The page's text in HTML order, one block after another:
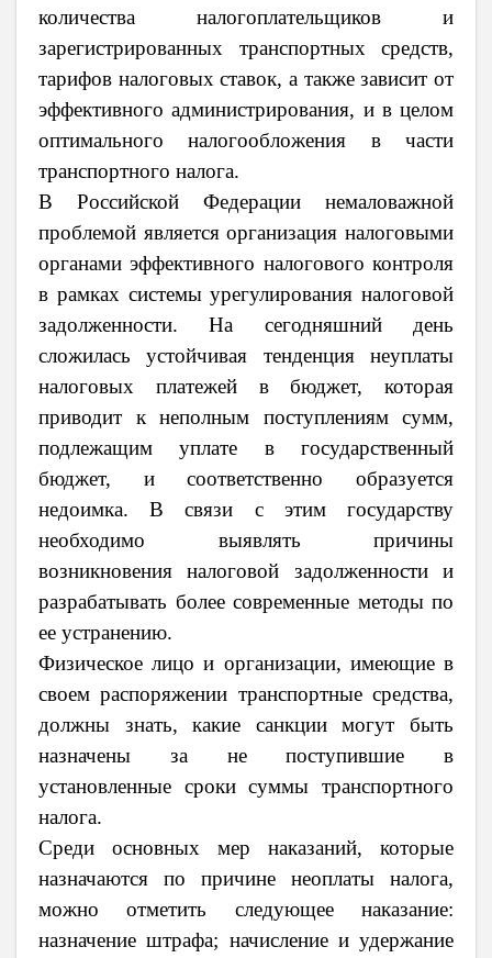
количества налогоплательщиков и
зарегистрированных транспортных средств,
тарифов налоговых ставок, а также зависит от
эффективного администрирования, и в целом
оптимального налогообложения в части
транспортного налога.
В Российской Федерации немаловажной
проблемой является организация налоговыми
органами эффективного налогового контроля
в рамках системы урегулирования налоговой
задолженности. На сегодняшний день
сложилась устойчивая тенденция неуплаты
налоговых платежей в бюджет, которая
приводит к неполным поступлениям сумм,
подлежащим уплате в государственный
бюджет, и соответственно образуется
недоимка. В связи с этим государству
необходимо выявлять причины
возникновения налоговой задолженности и
разрабатывать более современные методы по
ее устранению.
Физическое лицо и организации, имеющие в
своем распоряжении транспортные средства,
должны знать, какие санкции могут быть
назначены за не поступившие в
установленные сроки суммы транспортного
налога.
Среди основных мер наказаний, которые
назначаются по причине неоплаты налога,
можно отметить следующее наказание:
назначение штрафа; начисление и удержание